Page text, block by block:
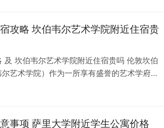
攻略 坎伯韦尔艺术学院附近住宿贵
及 坎伯韦尔艺术学院附近住宿贵吗 伦敦坎伯
艺术学院）作为一所享有盛誉的艺术学府，
而对于即将…
事项 萨里大学附近学生公寓价格